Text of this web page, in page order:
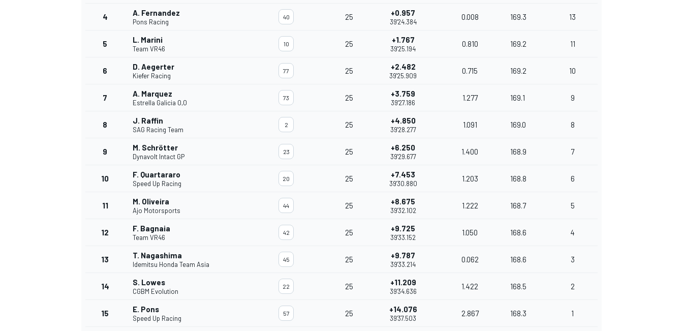
4 A. Fernandez
Pons Racing
40 25 +0.957
39'24.384
0.008 169.3 13
5 L. Marini
Team VR46
10 25 +1.767
39'25.194
0.810 169.2 11
6 D. Aegerter
Kiefer Racing
77 25 +2.482
39'25.909
0.715 169.2 10
7 A. Marquez
Estrella Galicia 0,0
73 25 +3.759
39'27.186
1.277 169.1 9
8 J. Raffin
SAG Racing Team
2 25 +4.850
39'28.277
1.091 169.0 8
9 M. Schrötter
Dynavolt Intact GP
23 25 +6.250
39'29.677
1.400 168.9 7
10 F. Quartararo
Speed Up Racing
20 25 +7.453
39'30.880
1.203 168.8 6
11 M. Oliveira
Ajo Motorsports
44 25 +8.675
39'32.102
1.222 168.7 5
12 F. Bagnaia
Team VR46
42 25 +9.725
39'33.152
1.050 168.6 4
13 T. Nagashima
Idemitsu Honda Team Asia
45 25 +9.787
39'33.214
0.062 168.6 3
14 S. Lowes
CGBM Evolution
22 25 +11.209
39'34.636
1.422 168.5 2
15 E. Pons
Speed Up Racing
57 25 +14.076
39'37.503
2.867 168.3 1